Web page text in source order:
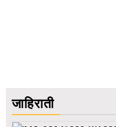
जाहिराती